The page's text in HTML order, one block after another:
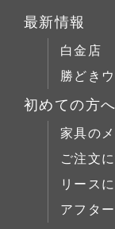
チェア
キャ
コー
ロー
チェ
ブッ
デス
ベッ
リフ
パイン
チェ
テー
テー
テー
テー
最新情報
白金店
勝どき
初めての方へ
家具の
ご注文
リース
アフタ